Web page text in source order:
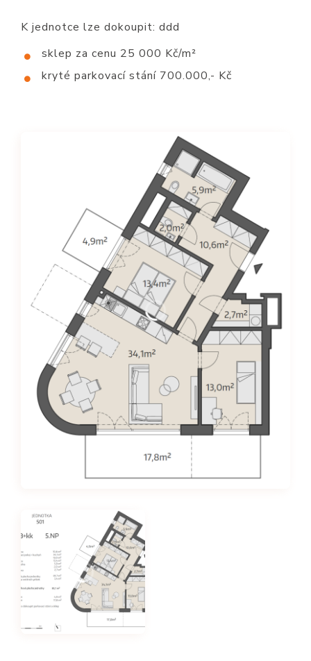
K jednotce lze dokoupit: ddd
sklep za cenu 25 000 Kč/m²
kryté parkovací stání 700.000,- Kč